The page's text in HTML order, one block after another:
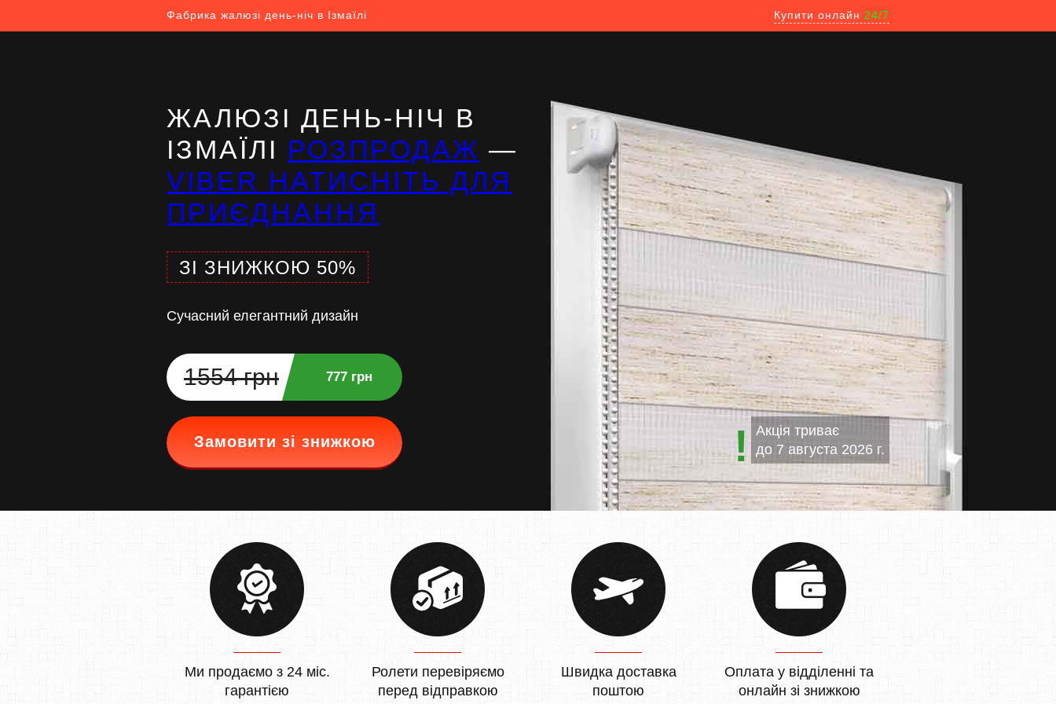
Фабрика жалюзі день-ніч в Ізмаїлі Купити онлайн 24/7
ЖАЛЮЗІ ДЕНЬ-НІЧ В
ІЗМАЇЛІ РОЗПРОДАЖ —
VIBER НАТИСНІТЬ ДЛЯ
ПРИЄДНАННЯ
ЗІ ЗНИЖКОЮ 50%
Сучасний елегантний дизайн
1554 грн 777 грн
Замовити зі знижкою
Акція триває
до 7 августа 2026 г.
Ми продаємо з 24 міс.
гарантією
Ролети перевіряємо
перед відправкою
Швидка доставка
поштою
Оплата у відділенні та
онлайн зі знижкою